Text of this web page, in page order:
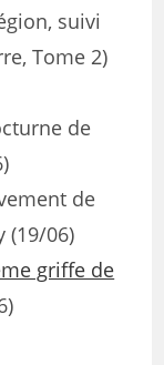
suivi
Tome 2)
de
de
(19/06)
griffe de